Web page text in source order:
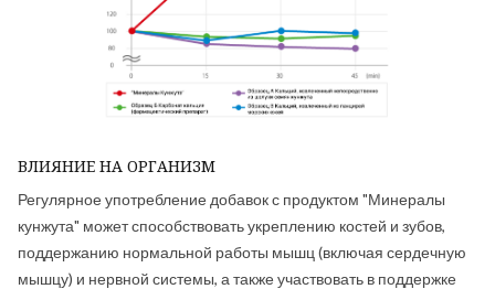
ВЛИЯНИЕ НА ОРГАНИЗМ
Регулярное употребление добавок с продуктом "Минералы
кунжута" может способствовать укреплению костей и зубов,
поддержанию нормальной работы мышц (включая сердечную
мышцу) и нервной системы, а также участвовать в поддержке